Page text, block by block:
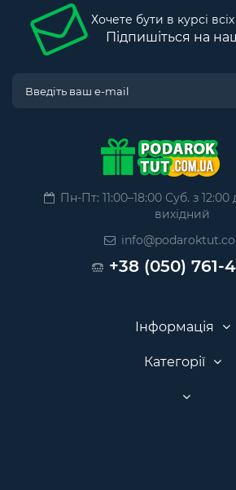
Хочете бути в курсі
Підпишіться на
Пн-Пт: 11:00–18:00 Суб. з
вихідний
+38 (050) 761-
Інформація
Категорії